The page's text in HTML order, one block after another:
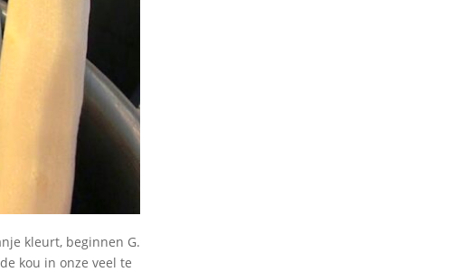
kleurt, beginnen G.
kou in onze veel te